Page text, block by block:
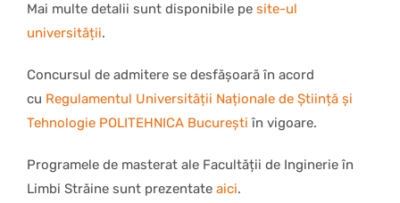
Mai multe detalii sunt disponibile pe site-ul
universității.
Concursul de admitere se desfășoară în acord
cu Regulamentul Universității Naționale de Știință și
Tehnologie POLITEHNICA București în vigoare.
Programele de masterat ale Facultății de Inginerie în
Limbi Străine sunt prezentate aici.